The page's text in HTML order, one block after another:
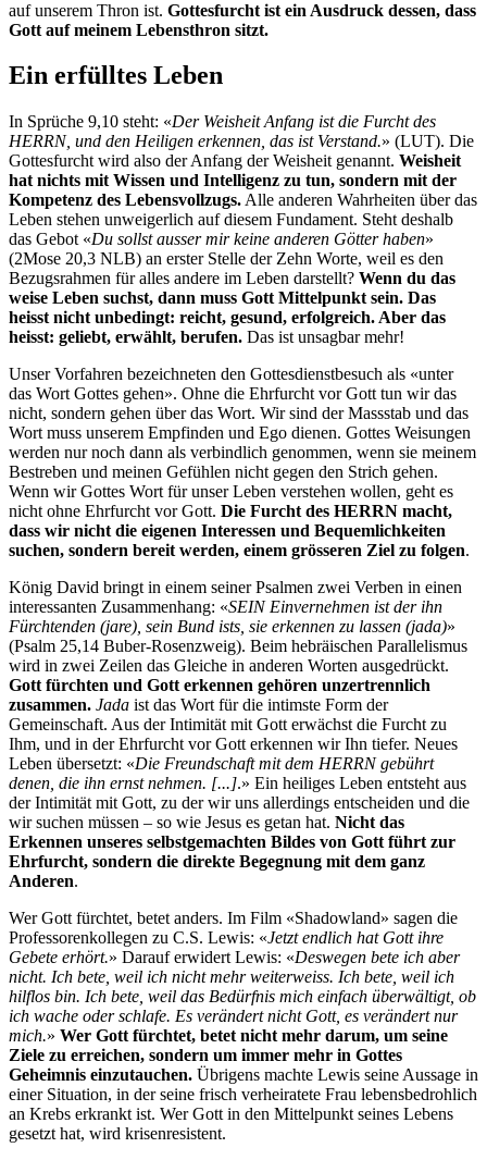
auf unserem Thron ist. Gottesfurcht ist ein Ausdruck dessen, dass
Gott auf meinem Lebensthron sitzt.
Ein erfülltes Leben
In Sprüche 9,10 steht: «Der Weisheit Anfang ist die Furcht des
HERRN, und den Heiligen erkennen, das ist Verstand.» (LUT). Die
Gottesfurcht wird also der Anfang der Weisheit genannt. Weisheit
hat nichts mit Wissen und Intelligenz zu tun, sondern mit der
Kompetenz des Lebensvollzugs. Alle anderen Wahrheiten über das
Leben stehen unweigerlich auf diesem Fundament. Steht deshalb
das Gebot «Du sollst ausser mir keine anderen Götter haben»
(2Mose 20,3 NLB) an erster Stelle der Zehn Worte, weil es den
Bezugsrahmen für alles andere im Leben darstellt? Wenn du das
weise Leben suchst, dann muss Gott Mittelpunkt sein. Das
heisst nicht unbedingt: reicht, gesund, erfolgreich. Aber das
heisst: geliebt, erwählt, berufen. Das ist unsagbar mehr!
Unser Vorfahren bezeichneten den Gottesdienstbesuch als «unter
das Wort Gottes gehen». Ohne die Ehrfurcht vor Gott tun wir das
nicht, sondern gehen über das Wort. Wir sind der Massstab und das
Wort muss unserem Empfinden und Ego dienen. Gottes Weisungen
werden nur noch dann als verbindlich genommen, wenn sie meinem
Bestreben und meinen Gefühlen nicht gegen den Strich gehen.
Wenn wir Gottes Wort für unser Leben verstehen wollen, geht es
nicht ohne Ehrfurcht vor Gott. Die Furcht des HERRN macht,
dass wir nicht die eigenen Interessen und Bequemlichkeiten
suchen, sondern bereit werden, einem grösseren Ziel zu folgen.
König David bringt in einem seiner Psalmen zwei Verben in einen
interessanten Zusammenhang: «SEIN Einvernehmen ist der ihn
Fürchtenden (jare), sein Bund ists, sie erkennen zu lassen (jada)»
(Psalm 25,14 Buber-Rosenzweig). Beim hebräischen Parallelismus
wird in zwei Zeilen das Gleiche in anderen Worten ausgedrückt.
Gott fürchten und Gott erkennen gehören unzertrennlich
zusammen. Jada ist das Wort für die intimste Form der
Gemeinschaft. Aus der Intimität mit Gott erwächst die Furcht zu
Ihm, und in der Ehrfurcht vor Gott erkennen wir Ihn tiefer. Neues
Leben übersetzt: «Die Freundschaft mit dem HERRN gebührt
denen, die ihn ernst nehmen. [...].» Ein heiliges Leben entsteht aus
der Intimität mit Gott, zu der wir uns allerdings entscheiden und die
wir suchen müssen – so wie Jesus es getan hat. Nicht das
Erkennen unseres selbstgemachten Bildes von Gott führt zur
Ehrfurcht, sondern die direkte Begegnung mit dem ganz
Anderen.
Wer Gott fürchtet, betet anders. Im Film «Shadowland» sagen die
Professorenkollegen zu C.S. Lewis: «Jetzt endlich hat Gott ihre
Gebete erhört.» Darauf erwidert Lewis: «Deswegen bete ich aber
nicht. Ich bete, weil ich nicht mehr weiterweiss. Ich bete, weil ich
hilflos bin. Ich bete, weil das Bedürfnis mich einfach überwältigt, ob
ich wache oder schlafe. Es verändert nicht Gott, es verändert nur
mich.» Wer Gott fürchtet, betet nicht mehr darum, um seine
Ziele zu erreichen, sondern um immer mehr in Gottes
Geheimnis einzutauchen. Übrigens machte Lewis seine Aussage in
einer Situation, in der seine frisch verheiratete Frau lebensbedrohlich
an Krebs erkrankt ist. Wer Gott in den Mittelpunkt seines Lebens
gesetzt hat, wird krisenresistent.